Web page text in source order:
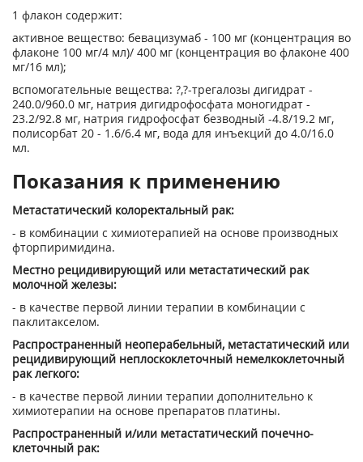
1 флакон содержит:
активное вещество: бевацизумаб - 100 мг (концентрация во
флаконе 100 мг/4 мл)/ 400 мг (концентрация во флаконе 400
мг/16 мл);
вспомогательные вещества: ?,?-трегалозы дигидрат -
240.0/960.0 мг, натрия дигидро­фосфата моногидрат -
23.2/92.8 мг, натрия гидрофосфат безводный -4.8/19.2 мг,
полисорбат 20 - 1.6/6.4 мг, вода для инъекций до 4.0/16.0
мл.
Показания к применению
Метастатический колоректальный рак:
- в комбинации с химиотерапией на основе производных
фторпиримидина.
Местно рецидивирующий или метастатиче­ский рак
молочной железы:
- в качестве первой линии терапии в ком­бинации с
паклитакселом.
Распространенный неоперабельный, мета­статический или
рецидивирующий неплоско­клеточный немелкоклеточный
рак легкого:
- в качестве первой линии терапии допол­нительно к
химиотерапии на основе пре­паратов платины.
Распространенный и/или метастатический почечно-
клеточный рак: